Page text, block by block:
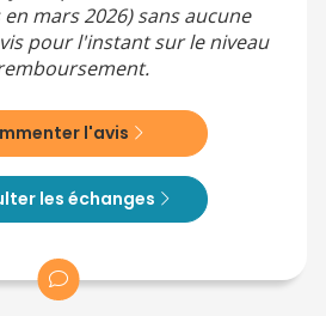
mars 2026) sans aucune
pour l'instant sur le niveau
l'avis
les échanges